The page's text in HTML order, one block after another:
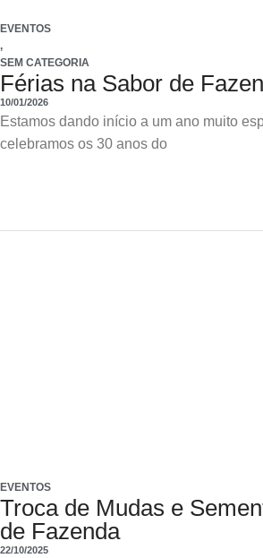
EVENTOS
,
SEM CATEGORIA
Férias na Sabor de
10/01/2026
Estamos dando início a um ano muito
celebramos os 30 anos do
EVENTOS
Troca de Mudas e
de Fazenda
22/10/2025